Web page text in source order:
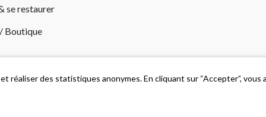
se restaurer
Boutique
des statistiques anonymes. En cliquant sur “Accepter”, vous